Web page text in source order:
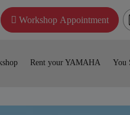
Workshop Appointment
Rent your YAMAHA You